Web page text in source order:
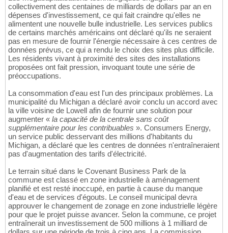
collectivement des centaines de milliards de dollars par an en
dépenses d'investissement, ce qui fait craindre qu'elles ne
alimentent une nouvelle bulle industrielle. Les services publics
de certains marchés américains ont déclaré qu'ils ne seraient
pas en mesure de fournir l'énergie nécessaire à ces centres de
données prévus, ce qui a rendu le choix des sites plus difficile.
Les résidents vivant à proximité des sites des installations
proposées ont fait pression, invoquant toute une série de
préoccupations.
La consommation d'eau est l'un des principaux problèmes. La
municipalité du Michigan a déclaré avoir conclu un accord avec
la ville voisine de Lowell afin de fournir une solution pour
augmenter « la capacité de la centrale sans coût
supplémentaire pour les contribuables ». Consumers Energy,
un service public desservant des millions d'habitants du
Michigan, a déclaré que les centres de données n'entraîneraient
pas d'augmentation des tarifs d'électricité.
Le terrain situé dans le Covenant Business Park de la
commune est classé en zone industrielle à aménagement
planifié et est resté inoccupé, en partie à cause du manque
d'eau et de services d'égouts. Le conseil municipal devra
approuver le changement de zonage en zone industrielle légère
pour que le projet puisse avancer. Selon la commune, ce projet
entraînerait un investissement de 500 millions à 1 milliard de